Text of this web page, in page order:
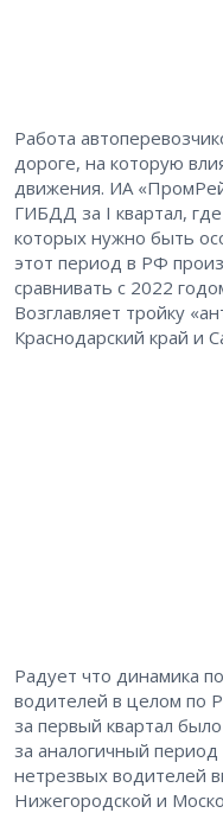
Работа
дороге, на которую
движения. ИА
ГИБДД за I квартал,
которых нужно быть
этот период в РФ
сравнивать с 2022
Возглавляет тройку
Краснодарский край и
Радует что динамика
водителей в целом по
за первый квартал
за аналогичный
нетрезвых водителей
Нижегородской и